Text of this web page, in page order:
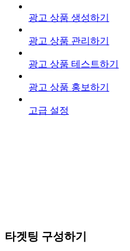
광고 상품 생성하기
광고 상품 관리하기
광고 상품 테스트하기
광고 상품 홍보하기
고급 설정
타겟팅 구성하기